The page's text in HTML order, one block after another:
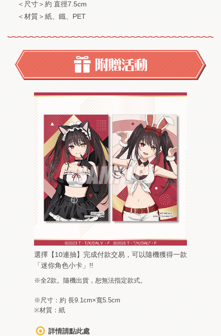
＜尺寸＞約 直徑7.5cm
＜材質＞紙、鐵、PET
選擇【10連抽】完成付款交易，可以隨機獲得一款
「迷你角色小卡」!!
※全2款。隨機出貨，恕無法指定款式。
※尺寸：約 長9.1cm×寬5.5cm
※材質：紙
詳情請點此處